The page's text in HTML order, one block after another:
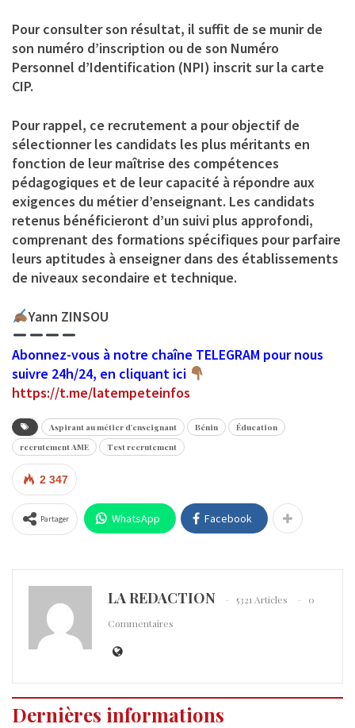
Pour consulter son résultat, il suffit de se munir de
son numéro d’inscription ou de son Numéro
Personnel d’Identification (NPI) inscrit sur la carte
CIP.
Pour rappel, ce recrutement a pour objectif de
sélectionner les candidats les plus méritants en
fonction de leur maîtrise des compétences
pédagogiques et de leur capacité à répondre aux
exigences du métier d’enseignant. Les candidats
retenus bénéficieront d’un suivi plus approfondi,
comprenant des formations spécifiques pour parfaire
leurs aptitudes à enseigner dans des établissements
de niveaux secondaire et technique.
Yann ZINSOU
Abonnez-vous à notre chaîne TELEGRAM pour nous
suivre 24h/24, en cliquant ici
https://t.me/latempeteinfos
Aspirant au métier d'enseignant Bénin
Éducation
recrutement AME
Test recrutement
2 347
Partager WhatsApp Facebook
LA REDACTION 5321 Articles
0
Commentaires
Dernières informations